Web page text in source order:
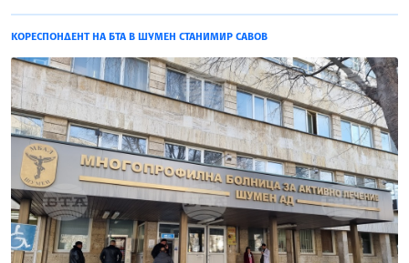
КОРЕСПОНДЕНТ НА БТА В ШУМЕН СТАНИМИР САВОВ